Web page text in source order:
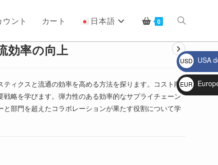
ント カート 日本語 0 ウ
ェ
ブ
効率の向上
ィクスと流通の効率を高める方法を探ります。コスト削
略を学びます。弾力性のある効率的なサプライチェーン
部門を超えたコラボレーションが果たす役割について学
USD
$
USA
EUR
€